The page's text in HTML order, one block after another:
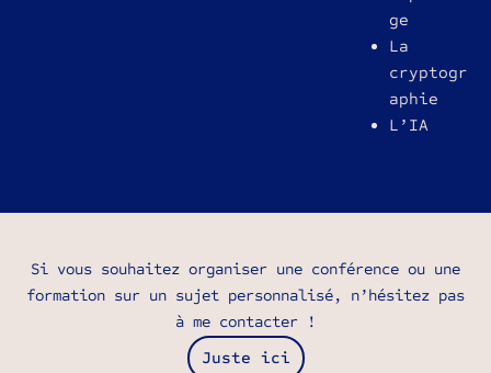
ge
La
cryptogr
aphie
L’IA
Si vous souhaitez organiser une conférence ou une
formation sur un sujet personnalisé, n’hésitez pas
à me contacter !
Juste ici